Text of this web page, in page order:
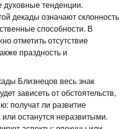
духовные тенденции.
декады означают склонность
способности. В
отметить отсутствие
праздность и
Близнецов весь знак
зависеть от обстоятельств,
получат ли развитие
останутся неразвитыми.